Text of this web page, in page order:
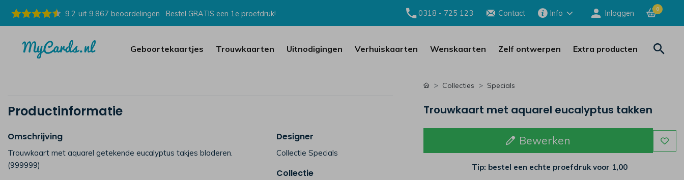
9.2 uit 9.867 beoordelingen Bestel GRATIS een 1e proefdruk! 0318 - 725 123 Contact Info Inloggen 0
Geboortekaartjes Trouwkaarten Uitnodigingen Verhuiskaarten Wenskaarten Zelf ontwerpen Extra producten
Productinformatie
Omschrijving
Trouwkaart met aquarel getekende eucalyptus takjes bladeren.
(999999)
Designer
Collectie Specials
Collectie
Collecties Specials
Trouwkaart met aquarel eucalyptus takken
Bewerken
Tip: bestel een echte proefdruk voor 1,00